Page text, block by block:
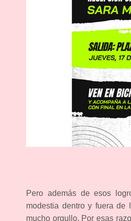
Pero además de esos
modestia dentro y fuera de
mucho orgullo. Por esas